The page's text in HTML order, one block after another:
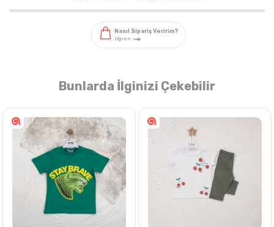
Nasıl Sipariş Veririm?
Bunlarda İlginizi Çekebilir